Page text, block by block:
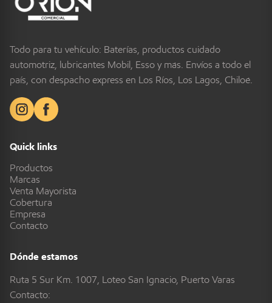
Todo para tu vehículo: Baterías, productos cuidado
automotriz, lubricantes Mobil, Esso y más. Envíos a todo el
país, con despacho express en Los Ríos, Los Lagos, Chiloé.
Quick links
Productos
Marcas
Venta Mayorista
Cobertura
Empresa
Contacto
Dónde estamos
Ruta 5 Sur Km. 1007, Loteo San Ignacio, Puerto Varas
Contacto: